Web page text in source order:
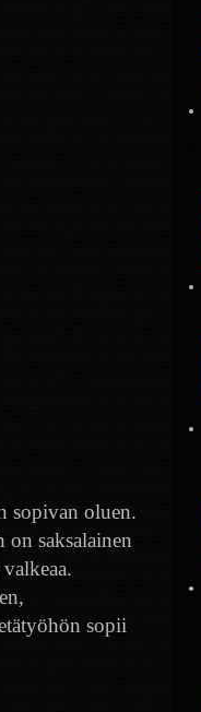
sopivan oluen.
saksalainen
sopii